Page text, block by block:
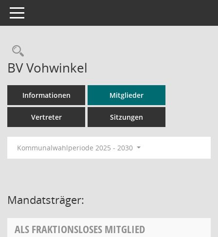
Toggle navigation
Rechercheauswahl
BV Vohwinkel
Informationen Mitglieder
Vertreter Sitzungen
Kommunalwahlperiode 2025 - 2030
Mandatsträger:
ALS FRAKTIONSLOSES MITGLIED